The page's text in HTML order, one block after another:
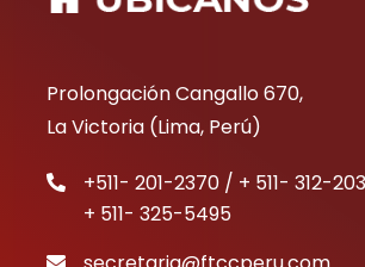
Prolongación Cangallo 670,
La Victoria (Lima, Perú)
+511- 201-2370 / + 511- 312-
+ 511- 325-5495